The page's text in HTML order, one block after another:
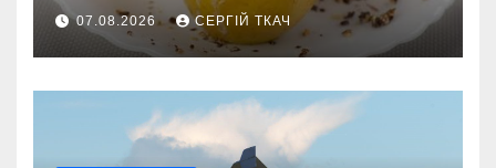
07.08.2026 СЕРГІЙ ТКАЧ